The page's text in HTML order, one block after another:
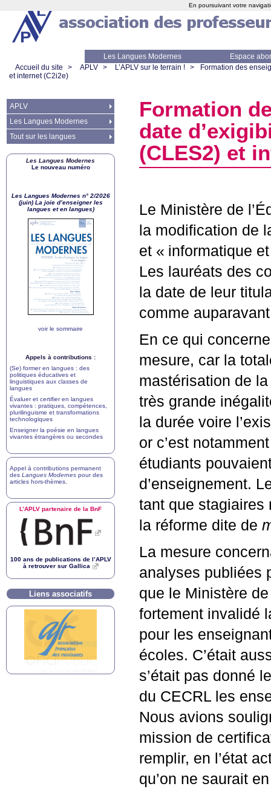
Les Langues Modernes
Espace
Accueil du site
> APLV > L’APLV sur le terrain ! >
Formation des
et internet (C2i2e)
Formation
date
(CLES2) et
Le Ministère de
la modification de
et « informatique
Les lauréats des
la date de leur
comme
En ce qui
mesure, car la
mastérisation de
très grande
la durée voire
or c’est
étudiants
d’enseignement.
tant que stagiaires
la réforme dite de
La mesure
analyses publiées
que le Ministère
fortement invalidé
pour les
écoles. C’était
s’était pas donné
du CECRL les
Nous avions
mission de
remplir, en l’état
qu’on ne saurait
APLV
Les Langues Modernes
Tout sur les langues
Les Langues Modernes
Le nouveau numéro
Les Langues Modernes n° 2/2026
(juin) La joie d’enseigner les
langues et en langues)
voir le sommaire
Appels à contributions :
(Se) former en langues : des
politiques éducatives et
linguistiques aux classes de
langues
Évaluer et certifier en langues
vivantes : pratiques, compétences,
plurilinguisme et transformations
technologiques
Enseigner la poésie en langues
vivantes étrangères ou secondes
Appel à contributions permanent
des Langues Modernes pour des
articles hors-thèmes
L’APLV partenaire de la BnF
100 ans de publications de l’APLV
à retrouver sur Gallica
Liens associatifs
En poursuivant votre